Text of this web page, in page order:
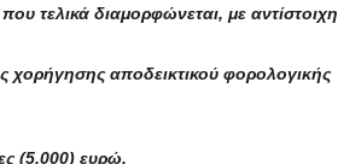
τελικά διαμορφώνεται, με αντίστοιχη
χορήγησης αποδεικτικού φορολογικής
(5.000) ευρώ,